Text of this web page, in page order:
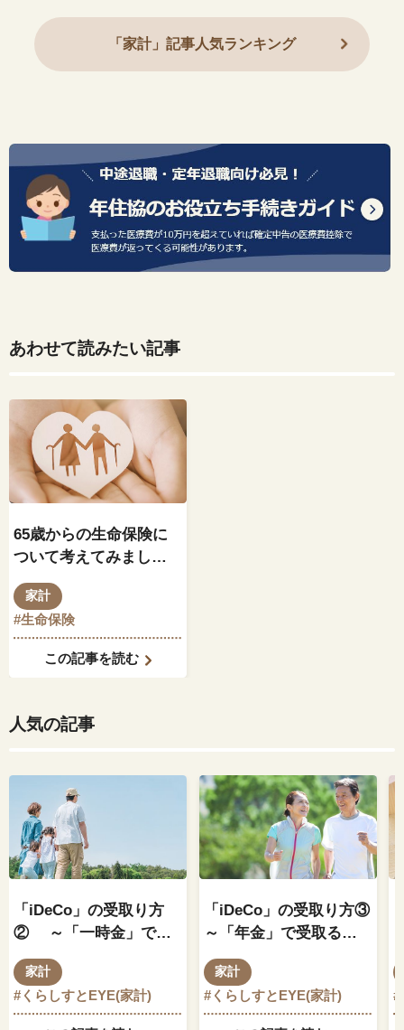
「家計」記事人気ランキング
あわせて読みたい記事
65歳からの生命保険に
ついて考えてみましょ
う
家計
#生命保険
この記事を読む
人気の記事
「iDeCo」の受取り方
② ～「一時金」で受
取る場合の税金につい
て～
家計
#くらしすとEYE(家計)
「iDeCo」の受取り方③
～「年金」で受取る場
合の税金について～
家計
#くらしすとEYE(家計) #